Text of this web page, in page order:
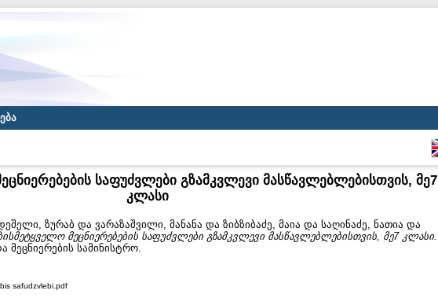
საფუძვლები გზამკვლევი მასწავლებლებისთვის, მე7
კლასი
ზურაბ და ვარაზაშვილი, მანანა და ზიბზიბაძე, მაია და საღინაძე, ნათია და
მეცნიერებების საფუძვლები გზამკვლევი მასწავლებლებისთვის, მე7 კლასი.
სამინისტრო.
safudzvlebi.pdf